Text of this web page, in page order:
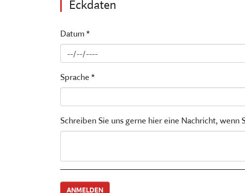
Eckdaten
Datum *
Sprache *
Schreiben Sie uns gerne hier eine Nachricht,